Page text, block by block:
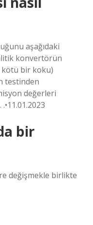
aşağıdaki
konvertörün
bir koku)
testinden
değerleri
bir
değişmekle birlikte